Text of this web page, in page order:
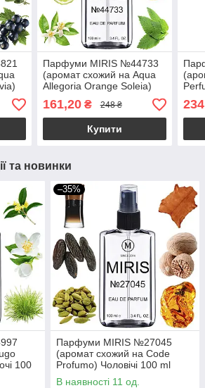
Парфуми MIRIS №44733
(аромат схожий на Aqua
Allegoria Orange Soleia)
Унісекс 100 ml
161,20₴ 248 ₴
Купити
та новинки
100
–35%
Парфуми MIRIS №27045
(аромат схожий на Code
Profumo) Чоловічі 100 ml
В наявності 11 од.